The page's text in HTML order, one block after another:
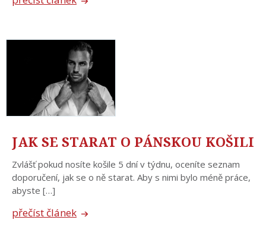
JAK SE STARAT O PÁNSKOU KOŠILI
Zvlášť pokud nosíte košile 5 dní v týdnu, oceníte seznam
doporučení, jak se o ně starat. Aby s nimi bylo méně práce,
abyste […]
přečíst článek